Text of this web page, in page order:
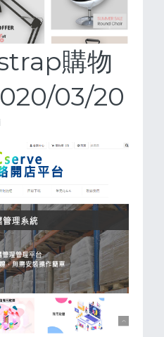
購物
03/20